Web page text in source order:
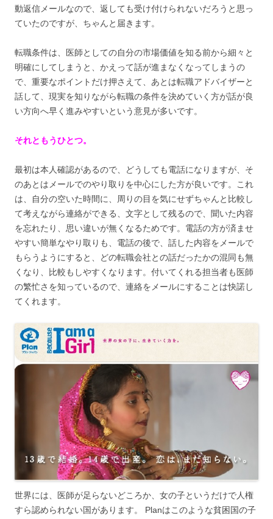
動返信メールなので、返しても受け付けられないだろうと思っ
ていたのですが、ちゃんと届きます。
転職条件は、医師としての自分の市場価値を知る前から細々と
明確にしてしまうと、かえって話が進まなくなってしまうの
で、重要なポイントだけ押さえて、あとは転職アドバイザーと
話して、現実を知りながら転職の条件を決めていく方が話が良
い方向へ早く進みやすいという意見が多いです。
それともうひとつ。
最初は本人確認があるので、どうしても電話になりますが、そ
のあとはメールでのやり取りを中心にした方が良いです。これ
は、自分の空いた時間に、周りの目を気にせずちゃんと比較し
て考えながら連絡ができる、文字として残るので、聞いた内容
を忘れたり、思い違いが無くなるためです。電話の方が済ませ
やすい簡単なやり取りも、電話の後で、話した内容をメールで
もらうようにすると、どの転職会社との話だったかの混同も無
くなり、比較もしやすくなります。付いてくれる担当者も医師
の繁忙さを知っているので、連絡をメールにすることは快諾し
てくれます。
世界には、医師が足らないどころか、女の子というだけで人権
すら認められない国があります。 Planはこのような貧困国の子